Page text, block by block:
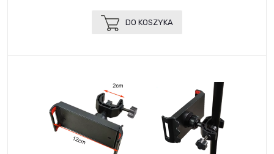
DO KOSZYKA